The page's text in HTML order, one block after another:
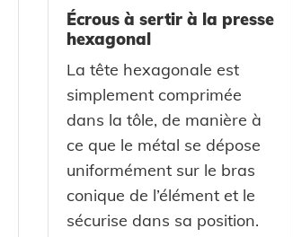
Écrous à sertir à la presse
hexagonal
La tête hexagonale est
simplement comprimée
dans la tôle, de manière à
ce que le métal se dépose
uniformément sur le bras
conique de l’élément et le
sécurise dans sa position.